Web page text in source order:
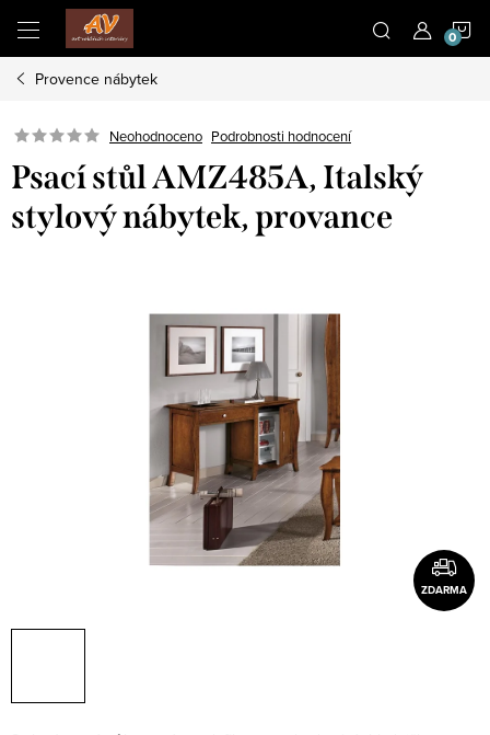
obsah
Provence nábytek
Neohodnoceno Podrobnosti hodnocení
Psací stůl AMZ485A, Italský
stylový nábytek, provance
ZDARMA